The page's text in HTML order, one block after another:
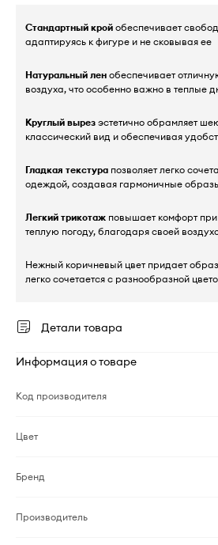
Стандартный крой обеспечивает
адаптируясь к фигуре и не сковывая ее
Натуральный лен обеспечивает
воздуха, что особенно важно в теплые
Круглый вырез эстетично обрамляет
классический вид и обеспечивая
Гладкая текстура позволяет легко
одеждой, создавая гармоничные
Легкий трикотаж повышает комфорт
теплую погоду, благодаря своей
Нежный коричневый цвет придает
легко сочетается с разнообразной
Детали товара
Информация о товаре
Код производителя
Цвет
Бренд
Производитель